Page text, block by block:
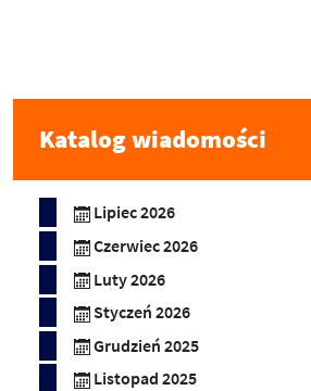
Katalog wiadomości
Lipiec 2026
Czerwiec 2026
Luty 2026
Styczeń 2026
Grudzień 2025
Listopad 2025